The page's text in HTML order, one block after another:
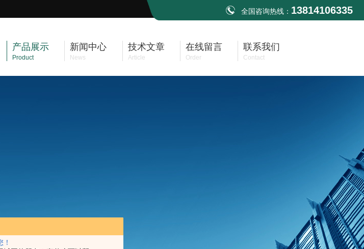
全国咨询热线： 13814106335
产品展示
Product
新闻中心
News
技术文章
Article
在线留言
Order
联系我们
Contact